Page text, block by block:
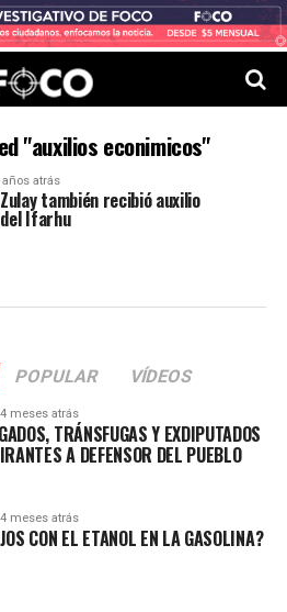
"auxilios econimicos"
años atrás
también recibió auxilio
Ifarhu
POPULAR VÍDEOS
4 meses atrás
TRÁNSFUGAS Y EXDIPUTADOS
A DEFENSOR DEL PUEBLO
4 meses atrás
CON EL ETANOL EN LA GASOLINA?